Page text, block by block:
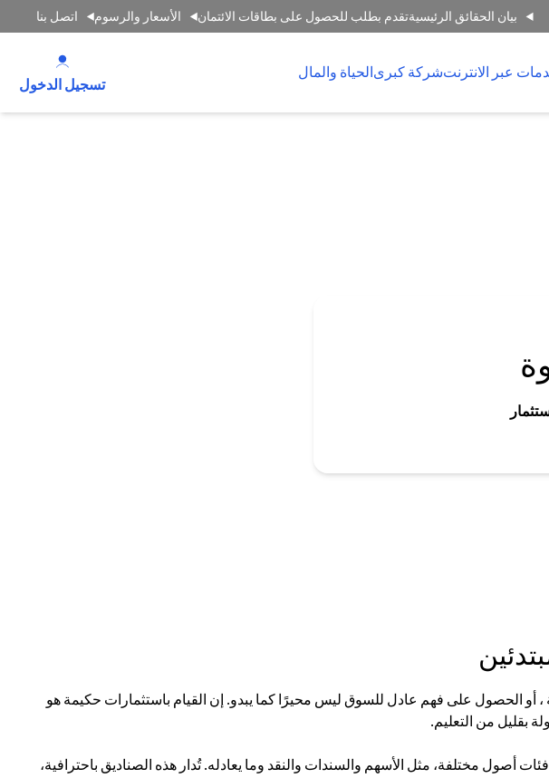
بيان الحقائق الرئيسيةتقدم بطلب للحصول على بطاقات الائتمان الأسعار والرسوم اتصل بنا
عبر الانترنتشركة كبرىالحياة والمال
تسجيل الدخول
، أو الحصول على فهم عادل للسوق ليس محيرًا كما يبدو. إن القيام باستثمارات حكيمة هو
بقليل من التعليم.
أصول مختلفة، مثل الأسهم والسندات والنقد وما يعادله. تُدار هذه الصناديق باحترافية،